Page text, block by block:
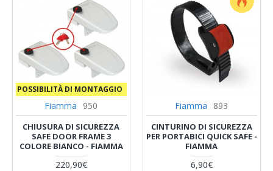
‎ ‎ POSSIBILITÀ DI MONTAGGIO
Fiamma 950
CHIUSURA DI SICUREZZA
SAFE DOOR FRAME 3
COLORE BIANCO - FIAMMA
220,90€
Fiamma 893
CINTURINO DI SICUREZZA
PER PORTABICI QUICK SAFE -
FIAMMA
6,90€